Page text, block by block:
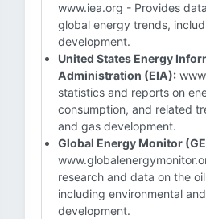
www.iea.org - Provides
global energy trends,
development.
United States Energy
Administration (EIA):
statistics and reports on
consumption, and related
and gas development.
Global Energy Monitor
research and data on the
including environmental
development.